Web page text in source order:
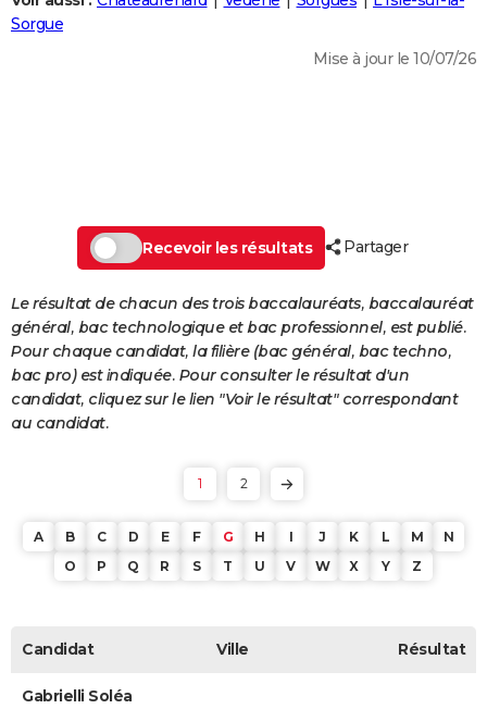
Destinations
City break
Voyage nature
Voyage de noces
Forum
Climat
+
PHOTO
Dictionnaire
PROGRAMME TV
S'inscrire
Se connecter
Lycées
Collèges
Primaires
Universités
Entreprises
Service militaire
Avis de recherche
AVIS DE DÉCÈS
FORUM
Bricolage
Lifestyle
Culture
Sport
Auto
Television
Voyage
Cinema
Sorgue
Mise à jour le 10/07/26
Recevoir les résultats Partager
Le résultat de chacun des trois baccalauréats, baccalauréat
général, bac technologique et bac professionnel, est publié.
Pour chaque candidat, la filière (bac général, bac techno,
bac pro) est indiquée. Pour consulter le résultat d'un
candidat, cliquez sur le lien "Voir le résultat" correspondant
au candidat.
1 2
A B C D E F G H I J K L M
N
O
P Q R S T U V W X Y Z
Candidat Ville Résultat
Gabrielli Soléa